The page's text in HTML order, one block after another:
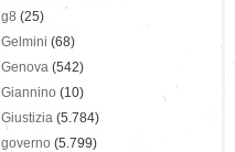
g8 (25)
Gelmini (68)
Genova (542)
Giannino (10)
Giustizia (5.784)
governo (5.799)